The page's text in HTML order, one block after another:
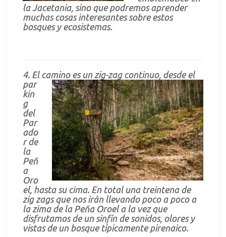
la Jacetania, sino que podremos aprender
muchas cosas interesantes sobre estos
bosques y ecosistemas.
4. El camino es un zig-zag continuo, desde el
par
kin
g
del
Par
ado
r de
la
Peñ
a
Oro
el, hasta su cima. En total una treintena de
zig zags que nos irán llevando poco a poco a
la zima de la Peña Oroel a la vez que
disfrutamos de un sinfín de sonidos, olores y
vistas de un bosque típicamente pirenaico.